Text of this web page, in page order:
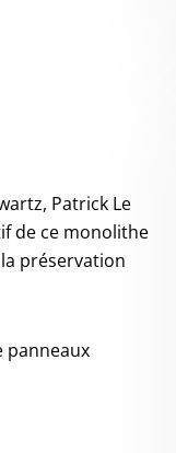
Patrick Le
de ce monolithe
préservation
panneaux